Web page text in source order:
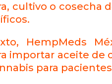
cultivo o cosecha
HempMeds
importar aceite de
para